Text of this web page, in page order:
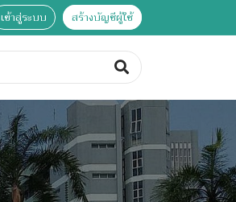
เข้าสู่ระบบ สร้างบัญชีผู้ใช้